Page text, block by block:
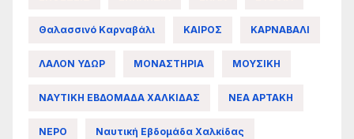
Θαλασσινό Καρναβάλι ΚΑΙΡΟΣ ΚΑΡΝΑΒΑΛΙ
ΛΑΛΟΝ ΥΔΩΡ ΜΟΝΑΣΤΗΡΙΑ ΜΟΥΣΙΚΗ
ΝΑΥΤΙΚΗ ΕΒΔΟΜΑΔΑ ΧΑΛΚΙΔΑΣ ΝΕΑ ΑΡΤΑΚΗ
ΝΕΡΟ Ναυτική Εβδομάδα Χαλκίδας